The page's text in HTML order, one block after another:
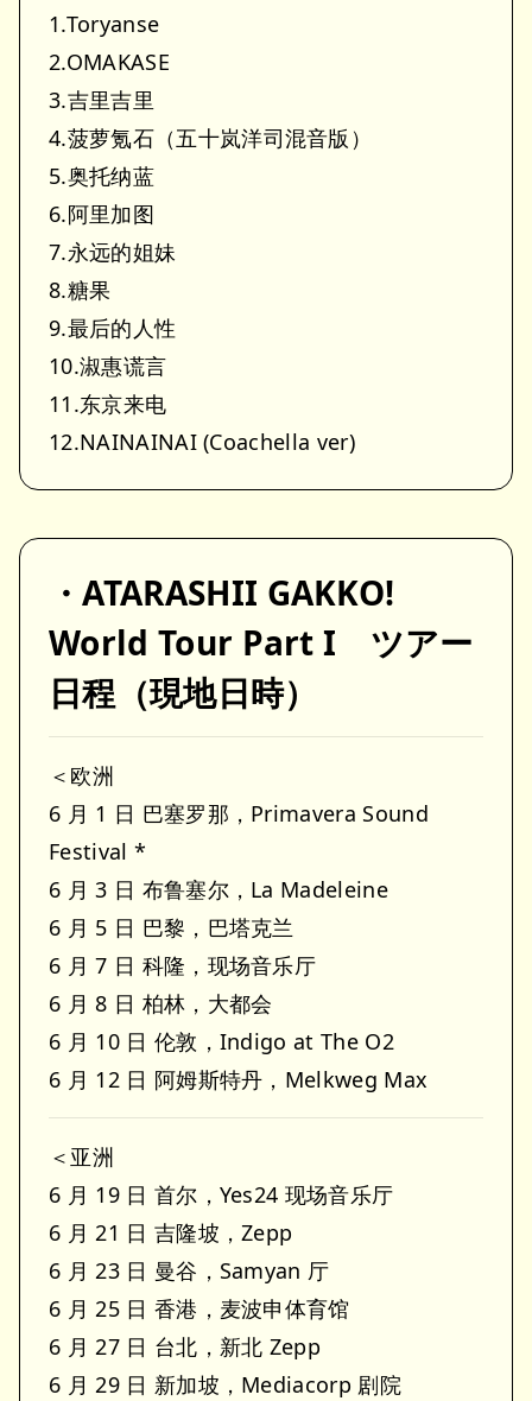
1.Toryanse
2.OMAKASE
3.吉里吉里
4.菠萝氪石（五十岚洋司混音版）
5.奥托纳蓝
6.阿里加图
7.永远的姐妹
8.糖果
9.最后的人性
10.淑惠谎言
11.东京来电
12.NAINAINAI (Coachella ver)
・ATARASHII GAKKO!
World Tour Part I ツアー
日程（現地日時）
＜欧洲
6 月 1 日 巴塞罗那，Primavera Sound
Festival *
6 月 3 日 布鲁塞尔，La Madeleine
6 月 5 日 巴黎，巴塔克兰
6 月 7 日 科隆，现场音乐厅
6 月 8 日 柏林，大都会
6 月 10 日 伦敦，Indigo at The O2
6 月 12 日 阿姆斯特丹，Melkweg Max
＜亚洲
6 月 19 日 首尔，Yes24 现场音乐厅
6 月 21 日 吉隆坡，Zepp
6 月 23 日 曼谷，Samyan 厅
6 月 25 日 香港，麦波申体育馆
6 月 27 日 台北，新北 Zepp
6 月 29 日 新加坡，Mediacorp 剧院